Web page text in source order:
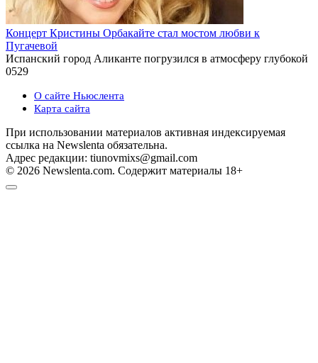
Концерт Кристины Орбакайте стал мостом любви к
Пугачевой
Испанский город Аликанте погрузился в атмосферу глубокой
0529
О сайте Ньюслента
Карта сайта
При использовании материалов активная индексируемая
ссылка на Newslenta обязательна.
Адрес редакции: tiunovmixs@gmail.com
© 2026 Newslenta.com. Содержит материалы 18+